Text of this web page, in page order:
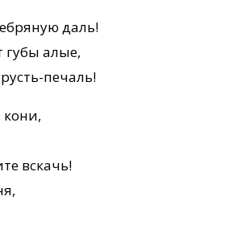
даль!
губы алые,
печаль!
кони,
вскачь!